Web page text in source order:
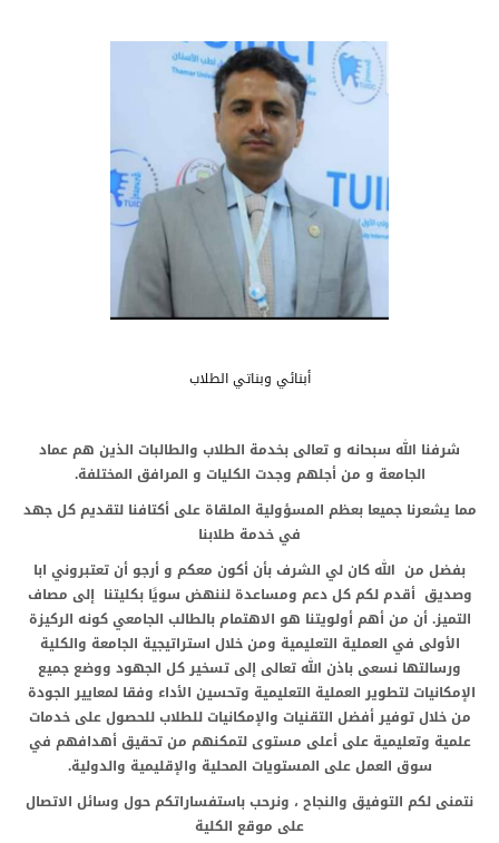
أبنائي وبناتي الطلاب
شرفنا الله سبحانه و تعالى بخدمة الطلاب والطالبات الذين هم عماد
الجامعة و من أجلهم وجدت الكليات و المرافق المختلفة.
مما يشعرنا جميعا بعظم المسؤولية الملقاة على أكتافنا لتقديم كل جهد
في خدمة طلابنا
بفضل من الله كان لي الشرف بأن أكون معكم و أرجو أن تعتبروني ابا
وصديق أقدم لكم كل دعم ومساعدة لننهض سويًا بكليتنا إلى مصاف
التميز. أن من أهم أولويتنا هو الاهتمام بالطالب الجامعي كونه الركيزة
الأولى في العملية التعليمية ومن خلال استراتيجية الجامعة والكلية
ورسالتها نسعى باذن الله تعالى إلى تسخير كل الجهود ووضع جميع
الإمكانيات لتطوير العملية التعليمية وتحسين الأداء وفقا لمعايير الجودة
من خلال توفير أفضل التقنيات والإمكانيات للطلاب للحصول على خدمات
علمية وتعليمية على أعلى مستوى لتمكنهم من تحقيق أهدافهم في
سوق العمل على المستويات المحلية والإقليمية والدولية.
نتمنى لكم التوفيق والنجاح ، ونرحب باستفساراتكم حول وسائل الاتصال
على موقع الكلية